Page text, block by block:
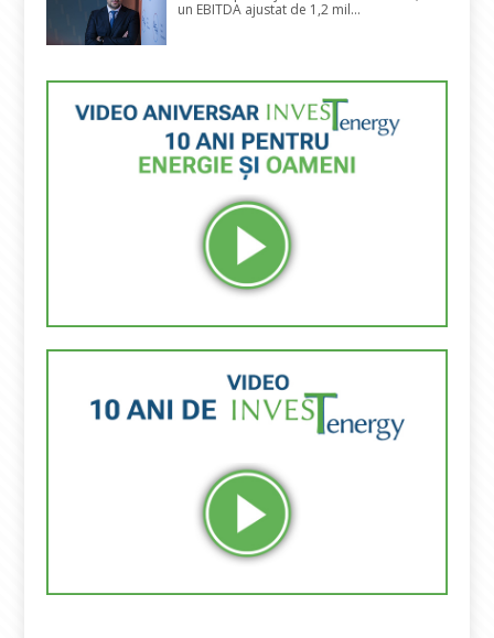
un EBITDA ajustat de 1,2 mil...